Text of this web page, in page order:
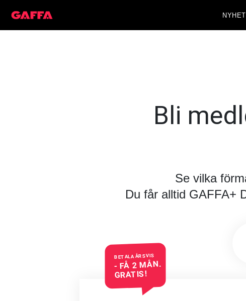
Bli
Se vilka
Du får alltid GAFFA+
BETALA ÅRSVIS
- FÅ 2 MÅN.
GRATIS!